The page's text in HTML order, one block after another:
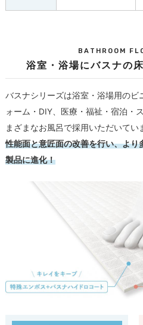
BATHROOM
浴室・浴場にバスナの
バスナシリーズは浴室・浴場用のビ
ォーム・DIY、医療・福祉・宿泊・
まざまなお風呂で採用いただいてい
性能面と意匠面の改善を行い、よ
製品に進化！